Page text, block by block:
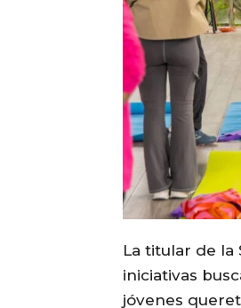
La titular de la
iniciativas
jóvenes